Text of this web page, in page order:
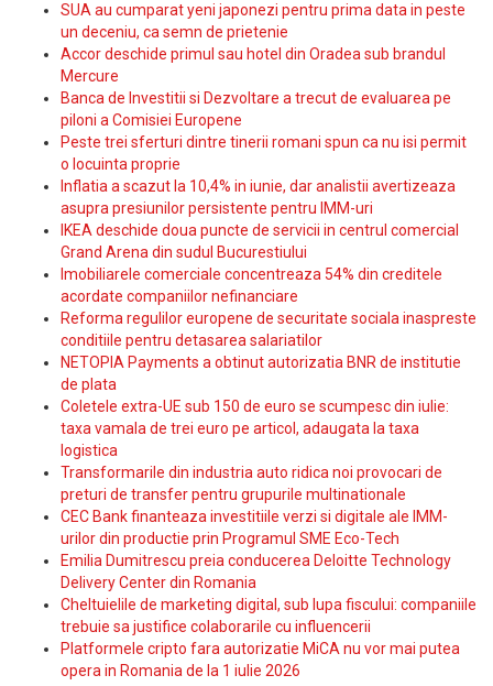
SUA au cumparat yeni japonezi pentru prima data in peste
un deceniu, ca semn de prietenie
Accor deschide primul sau hotel din Oradea sub brandul
Mercure
Banca de Investitii si Dezvoltare a trecut de evaluarea pe
piloni a Comisiei Europene
Peste trei sferturi dintre tinerii romani spun ca nu isi permit
o locuinta proprie
Inflatia a scazut la 10,4% in iunie, dar analistii avertizeaza
asupra presiunilor persistente pentru IMM-uri
IKEA deschide doua puncte de servicii in centrul comercial
Grand Arena din sudul Bucurestiului
Imobiliarele comerciale concentreaza 54% din creditele
acordate companiilor nefinanciare
Reforma regulilor europene de securitate sociala inaspreste
conditiile pentru detasarea salariatilor
NETOPIA Payments a obtinut autorizatia BNR de institutie
de plata
Coletele extra-UE sub 150 de euro se scumpesc din iulie:
taxa vamala de trei euro pe articol, adaugata la taxa
logistica
Transformarile din industria auto ridica noi provocari de
preturi de transfer pentru grupurile multinationale
CEC Bank finanteaza investitiile verzi si digitale ale IMM-
urilor din productie prin Programul SME Eco-Tech
Emilia Dumitrescu preia conducerea Deloitte Technology
Delivery Center din Romania
Cheltuielile de marketing digital, sub lupa fiscului: companiile
trebuie sa justifice colaborarile cu influencerii
Platformele cripto fara autorizatie MiCA nu vor mai putea
opera in Romania de la 1 iulie 2026